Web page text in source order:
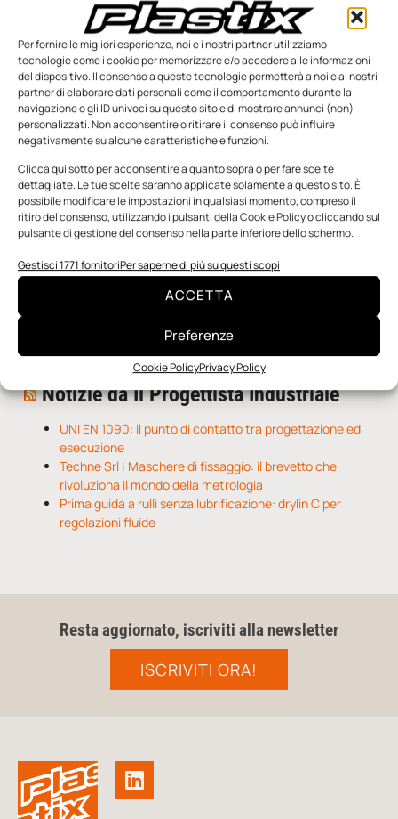
Per fornire le migliori esperienze, noi e i nostri partner utilizziamo
tecnologie come i cookie per memorizzare e/o accedere alle informazioni
del dispositivo. Il consenso a queste tecnologie permetterà a noi e ai nostri
partner di elaborare dati personali come il comportamento durante la
navigazione o gli ID univoci su questo sito e di mostrare annunci (non)
personalizzati. Non acconsentire o ritirare il consenso può influire
negativamente su alcune caratteristiche e funzioni.
Clicca qui sotto per acconsentire a quanto sopra o per fare scelte
dettagliate. Le tue scelte saranno applicate solamente a questo sito. È
possibile modificare le impostazioni in qualsiasi momento, compreso il
ritiro del consenso, utilizzando i pulsanti della Cookie Policy o cliccando sul
pulsante di gestione del consenso nella parte inferiore dello schermo.
Gestisci 1771 fornitoriPer saperne di più su questi scopi
ACCETTA
Preferenze
Cookie PolicyPrivacy Policy
n.5 - Giugno 2026 n.4 - Maggio 2026
Edicola Web
Notizie da Meccanicanews
I nanonastri di grafene come potenziali sensori per i
Una nuova mano robotica passa da una pinza all’altra
O-Ring, tecnica e applicazioni
Notizie da Il Progettista Industriale
UNI EN 1090: il punto di contatto tra progettazione ed
esecuzione
Techne Srl | Maschere di fissaggio: il brevetto che
rivoluziona il mondo della metrologia
Prima guida a rulli senza lubrificazione: drylin C per
regolazioni fluide
Resta aggiornato, iscriviti alla newsletter
ISCRIVITI ORA!